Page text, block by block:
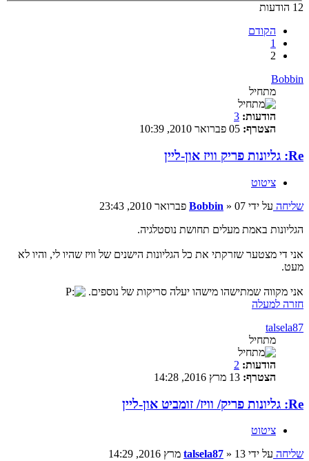
12 הודעות
הקודם
1
2
Bobbin
מתחיל
הודעות: 3
הצטרף:
Re: גליונות פריק וויז און-ליין
ציטוט
שליחה על ידי Bobbin » 07 פברואר 2010, 23:43
הגליונות באמת מעלים תחושת נוסטלגיה.
אני די מצטער שזרקתי את כל הגליונות הישנים של וויז שהיו לי, והיו לא
מעט.
אני מקווה שמתישהו מישהו יעלה סריקות של נוספים.
חזרה למעלה
talsela87
מתחיל
הודעות: 2
הצטרף:
Re: גליונות פריק/ וויז/ זומביט און-ליין
ציטוט
שליחה על ידי talsela87 » 13 מרץ 2016, 14:29